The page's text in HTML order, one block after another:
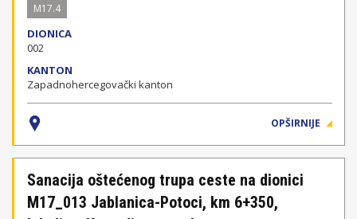
M17.4
DIONICA
002
KANTON
Zapadnohercegovački kanton
OPŠIRNIJE
Sanacija oštećenog trupa ceste na dionici
M17_013 Jablanica-Potoci, km 6+350,